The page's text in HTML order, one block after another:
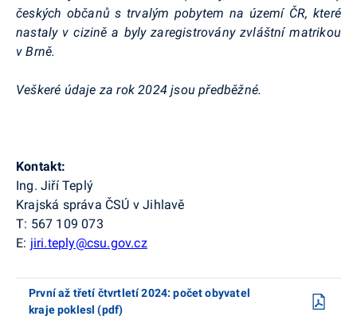
českých občanů s trvalým pobytem na území ČR, které
nastaly v cizině a byly zaregistrovány zvláštní matrikou
v Brně.
Veškeré údaje za rok 2024 jsou předběžné.
Kontakt:
Ing. Jiří Teplý
Krajská správa ČSÚ v Jihlavě
T: 567 109 073
E: jiri.teply@csu.gov.cz
První až třetí čtvrtletí 2024: počet obyvatel
kraje poklesl (pdf)